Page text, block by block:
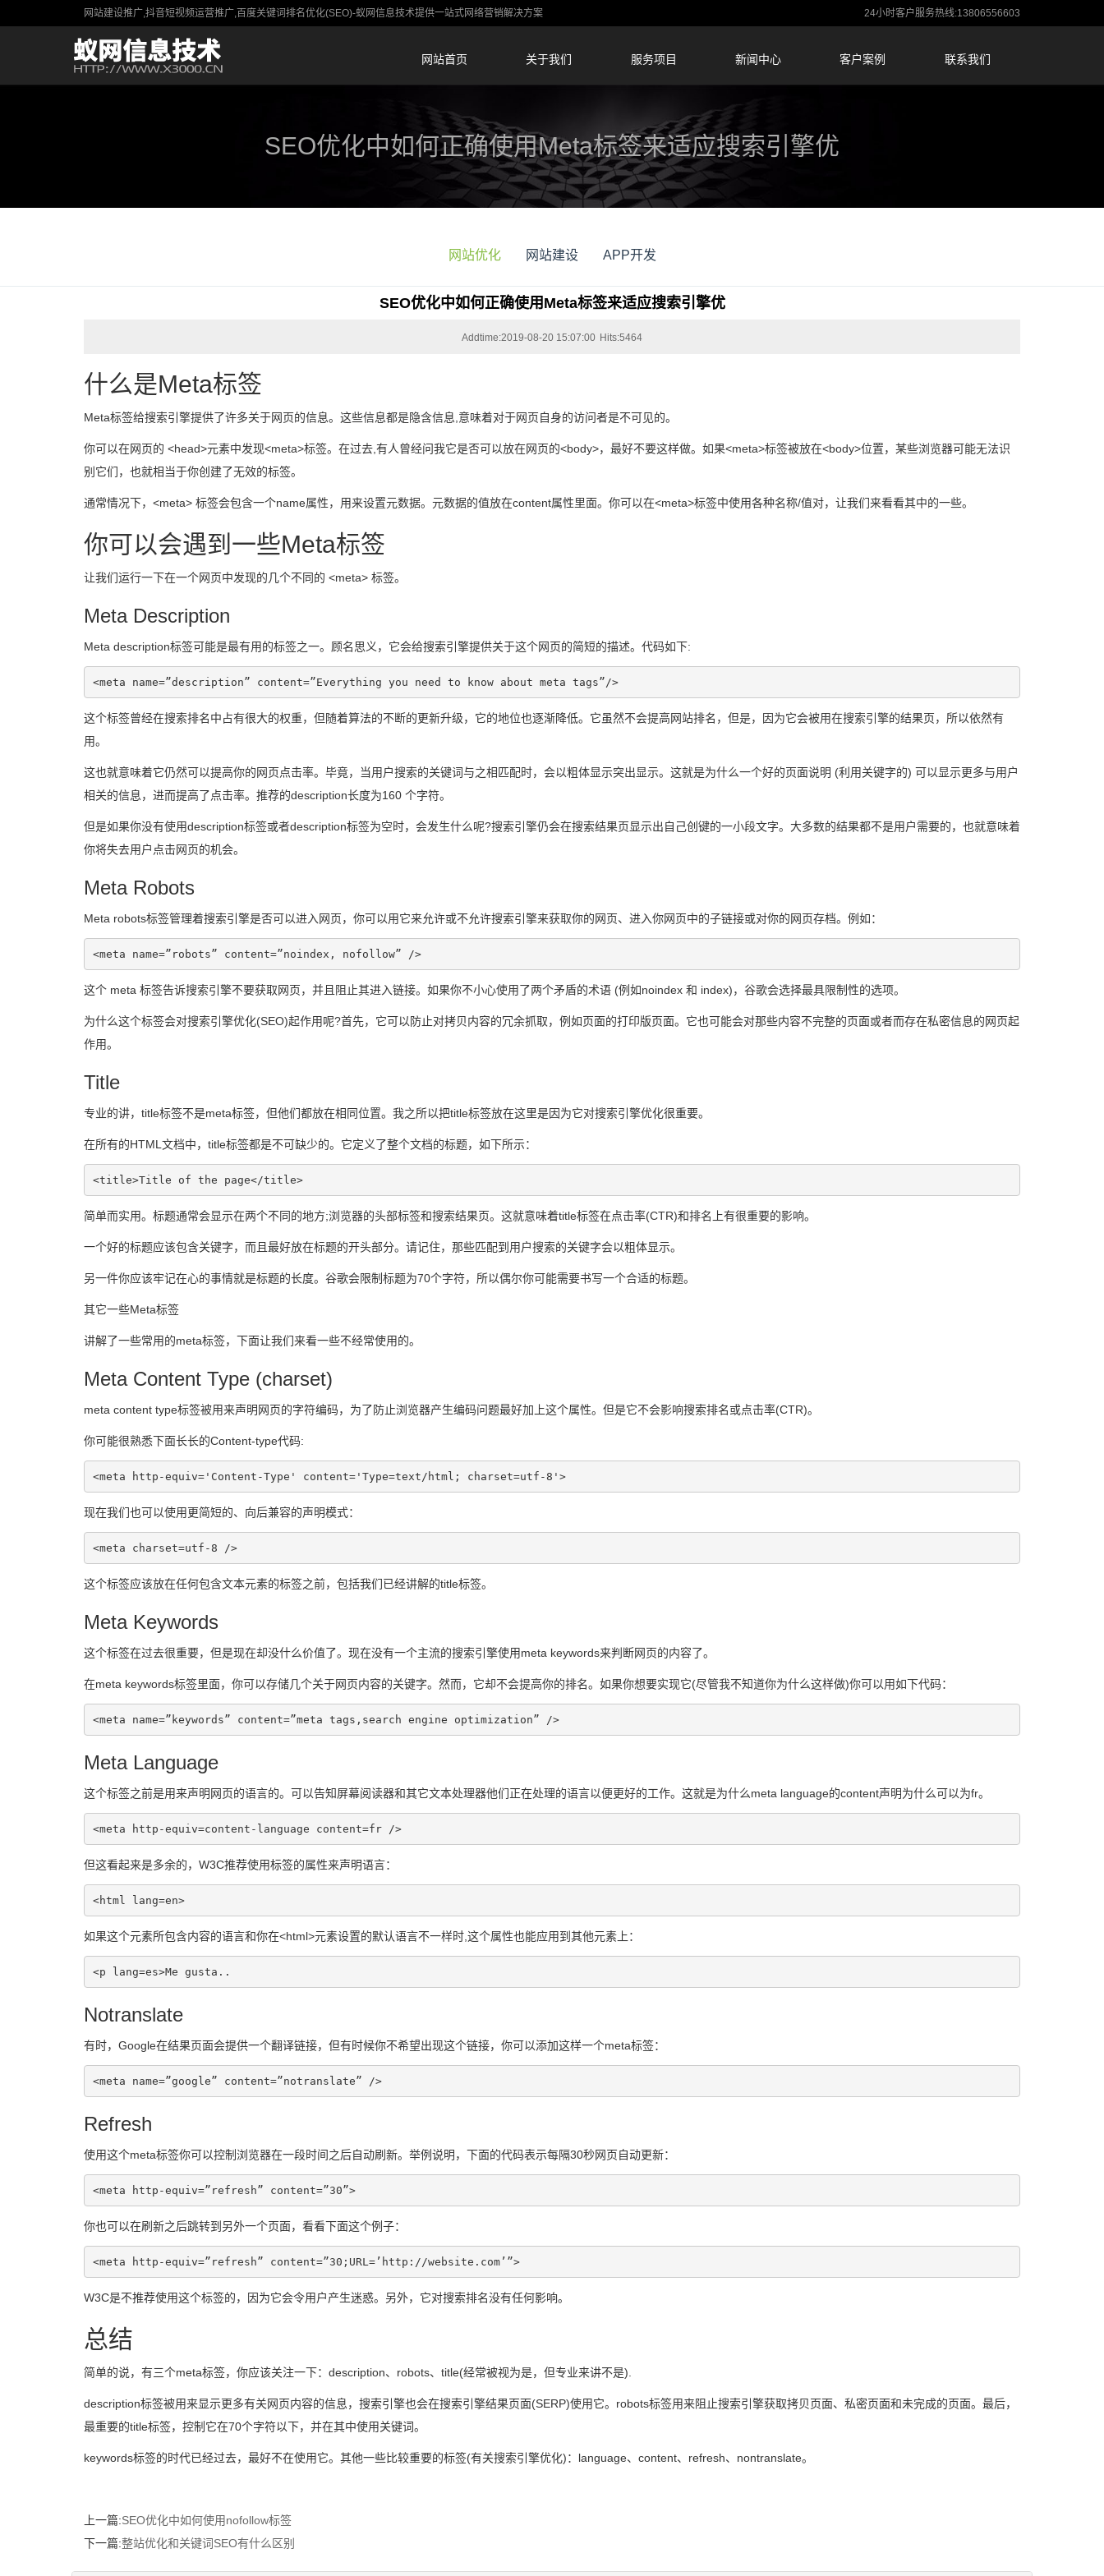
网站建设推广,抖音短视频运营推广,百度关键词排名优化(SEO)-蚁网信息技术提供一站式网络营销解决方案 24小时客户服务热线:13806556603
网站首页 关于我们 服务项目 新闻中心 客户案例 联系我们
SEO优化中如何正确使用Meta标签来适应搜索引擎优
网站优化 网站建设 APP开发
SEO优化中如何正确使用Meta标签来适应搜索引擎优
Addtime:2019-08-20 15:07:00 Hits:5464
什么是Meta标签
Meta标签给搜索引擎提供了许多关于网页的信息。这些信息都是隐含信息,意味着对于网页自身的访问者是不可见的。
你可以在网页的 <head>元素中发现<meta>标签。在过去,有人曾经问我它是否可以放在网页的<body>，最好不要这样做。如果<meta>标签被放在<body>位置，某些浏览器可能无法识
别它们，也就相当于你创建了无效的标签。
通常情况下，<meta> 标签会包含一个name属性，用来设置元数据。元数据的值放在content属性里面。你可以在<meta>标签中使用各种名称/值对，让我们来看看其中的一些。
你可以会遇到一些Meta标签
让我们运行一下在一个网页中发现的几个不同的 <meta> 标签。
Meta Description
Meta description标签可能是最有用的标签之一。顾名思义，它会给搜索引擎提供关于这个网页的简短的描述。代码如下:
<meta name=”description” content=”Everything you need to know about meta tags”/>
这个标签曾经在搜索排名中占有很大的权重，但随着算法的不断的更新升级，它的地位也逐渐降低。它虽然不会提高网站排名，但是，因为它会被用在搜索引擎的结果页，所以依然有
用。
这也就意味着它仍然可以提高你的网页点击率。毕竟，当用户搜索的关键词与之相匹配时，会以粗体显示突出显示。这就是为什么一个好的页面说明 (利用关键字的) 可以显示更多与用户
相关的信息，进而提高了点击率。推荐的description长度为160 个字符。
但是如果你没有使用description标签或者description标签为空时，会发生什么呢?搜索引擎仍会在搜索结果页显示出自己创键的一小段文字。大多数的结果都不是用户需要的，也就意味着
你将失去用户点击网页的机会。
Meta Robots
Meta robots标签管理着搜索引擎是否可以进入网页，你可以用它来允许或不允许搜索引擎来获取你的网页、进入你网页中的子链接或对你的网页存档。例如：
<meta name=”robots” content=”noindex, nofollow” />
这个 meta 标签告诉搜索引擎不要获取网页，并且阻止其进入链接。如果你不小心使用了两个矛盾的术语 (例如noindex 和 index)，谷歌会选择最具限制性的选项。
为什么这个标签会对搜索引擎优化(SEO)起作用呢?首先，它可以防止对拷贝内容的冗余抓取，例如页面的打印版页面。它也可能会对那些内容不完整的页面或者而存在私密信息的网页起
作用。
Title
专业的讲，title标签不是meta标签，但他们都放在相同位置。我之所以把title标签放在这里是因为它对搜索引擎优化很重要。
在所有的HTML文档中，title标签都是不可缺少的。它定义了整个文档的标题，如下所示：
<title>Title of the page</title>
简单而实用。标题通常会显示在两个不同的地方;浏览器的头部标签和搜索结果页。这就意味着title标签在点击率(CTR)和排名上有很重要的影响。
一个好的标题应该包含关键字，而且最好放在标题的开头部分。请记住，那些匹配到用户搜索的关键字会以粗体显示。
另一件你应该牢记在心的事情就是标题的长度。谷歌会限制标题为70个字符，所以偶尔你可能需要书写一个合适的标题。
其它一些Meta标签
讲解了一些常用的meta标签，下面让我们来看一些不经常使用的。
Meta Content Type (charset)
meta content type标签被用来声明网页的字符编码，为了防止浏览器产生编码问题最好加上这个属性。但是它不会影响搜索排名或点击率(CTR)。
你可能很熟悉下面长长的Content-type代码:
<meta http-equiv='Content-Type' content='Type=text/html; charset=utf-8'>
现在我们也可以使用更简短的、向后兼容的声明模式：
<meta charset=utf-8 />
这个标签应该放在任何包含文本元素的标签之前，包括我们已经讲解的title标签。
Meta Keywords
这个标签在过去很重要，但是现在却没什么价值了。现在没有一个主流的搜索引擎使用meta keywords来判断网页的内容了。
在meta keywords标签里面，你可以存储几个关于网页内容的关键字。然而，它却不会提高你的排名。如果你想要实现它(尽管我不知道你为什么这样做)你可以用如下代码：
<meta name=”keywords” content=”meta tags,search engine optimization” />
Meta Language
这个标签之前是用来声明网页的语言的。可以告知屏幕阅读器和其它文本处理器他们正在处理的语言以便更好的工作。这就是为什么meta language的content声明为什么可以为fr。
<meta http-equiv=content-language content=fr />
但这看起来是多余的，W3C推荐使用标签的属性来声明语言：
<html lang=en>
如果这个元素所包含内容的语言和你在<html>元素设置的默认语言不一样时,这个属性也能应用到其他元素上：
<p lang=es>Me gusta..
Notranslate
有时，Google在结果页面会提供一个翻译链接，但有时候你不希望出现这个链接，你可以添加这样一个meta标签：
<meta name=”google” content=”notranslate” />
Refresh
使用这个meta标签你可以控制浏览器在一段时间之后自动刷新。举例说明，下面的代码表示每隔30秒网页自动更新：
<meta http-equiv=”refresh” content=”30”>
你也可以在刷新之后跳转到另外一个页面，看看下面这个例子：
<meta http-equiv=”refresh” content=”30;URL=’http://website.com’”>
W3C是不推荐使用这个标签的，因为它会令用户产生迷惑。另外，它对搜索排名没有任何影响。
总结
简单的说，有三个meta标签，你应该关注一下：description、robots、title(经常被视为是，但专业来讲不是).
description标签被用来显示更多有关网页内容的信息，搜索引擎也会在搜索引擎结果页面(SERP)使用它。robots标签用来阻止搜索引擎获取拷贝页面、私密页面和未完成的页面。最后，
最重要的title标签，控制它在70个字符以下，并在其中使用关键词。
keywords标签的时代已经过去，最好不在使用它。其他一些比较重要的标签(有关搜索引擎优化)：language、content、refresh、nontranslate。
上一篇:SEO优化中如何使用nofollow标签
下一篇:整站优化和关键词SEO有什么区别